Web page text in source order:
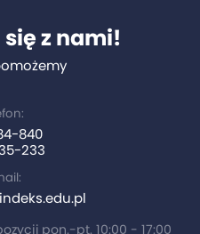
z nami!
840
233
pon.-pt. 10:00 - 17:00